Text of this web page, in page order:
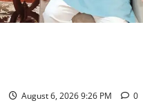
August 6, 2026 9:26 PM 0